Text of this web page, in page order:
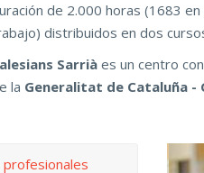
de 2.000 horas (1683
distribuidos en dos
Sarriàes un centro
la Generalitat de Cataluña -
profesionales